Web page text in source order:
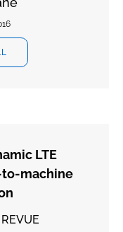
LTE
machine